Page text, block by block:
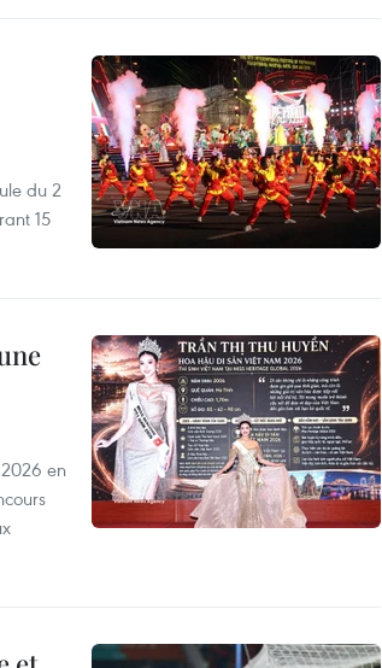
du 2
15
en